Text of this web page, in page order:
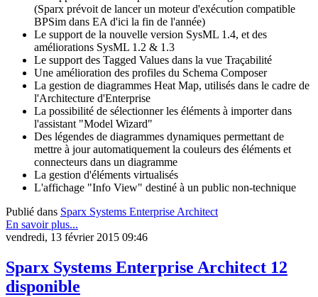
(Sparx prévoit de lancer un moteur d'exécution compatible
BPSim dans EA d'ici la fin de l'année)
Le support de la nouvelle version SysML 1.4, et des
améliorations SysML 1.2 & 1.3
Le support des Tagged Values dans la vue Traçabilité
Une amélioration des profiles du Schema Composer
La gestion de diagrammes Heat Map, utilisés dans le cadre de
l'Architecture d'Enterprise
La possibilité de sélectionner les éléments à importer dans
l'assistant "Model Wizard"
Des légendes de diagrammes dynamiques permettant de
mettre à jour automatiquement la couleurs des éléments et
connecteurs dans un diagramme
La gestion d'éléments virtualisés
L'affichage "Info View" destiné à un public non-technique
Publié dans Sparx Systems Enterprise Architect
En savoir plus...
vendredi, 13 février 2015 09:46
Sparx Systems Enterprise Architect 12
disponible